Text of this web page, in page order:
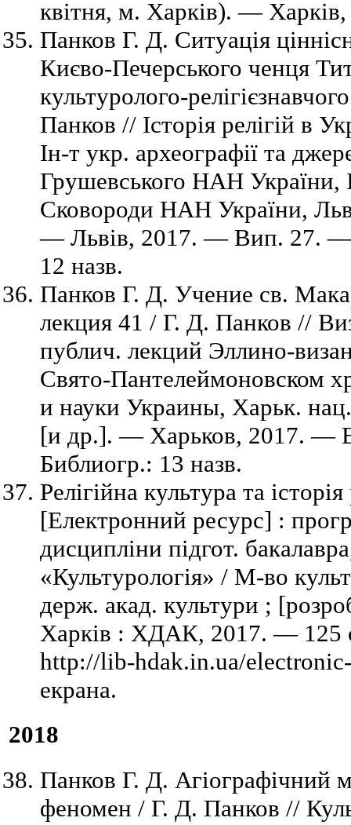
квітня, м. Харків). —
Панков Г. Д. Ситуація
Києво-Печерського ченця
культуролого-
Панков // Історія релігій в
Ін-т укр. археографії та
Грушевського НАН України,
Сковороди НАН України,
— Львів, 2017. — Вип. 27. —
12 назв.
Панков Г. Д. Учение св.
лекция 41 / Г. Д. Панков //
публич. лекций Эллино-
Свято-Пантелеймоновском
и науки Украины, Харьк.
[и др.]. — Харьков, 2017.
Библиогр.: 13 назв.
Релігійна культура та
[Електронний ресурс] :
дисципліни підгот.
«Культурологія» / М-во
держ. акад. культури ;
Харків : ХДАК, 2017. — 125
http://lib-hdak.in.ua/
екрана.
2018
Панков Г. Д. Агіографічний
феномен / Г. Д. Панков //